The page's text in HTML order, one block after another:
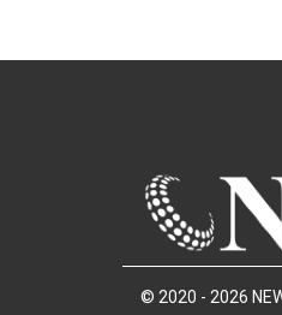
© 2020 - 2026